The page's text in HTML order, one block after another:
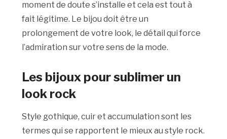
moment de doute s’installe et cela est tout à
fait légitime. Le bijou doit être un
prolongement de votre look, le détail qui force
l’admiration sur votre sens de la mode.
Les bijoux pour sublimer un
look rock
Style gothique, cuir et accumulation sont les
termes qui se rapportent le mieux au style rock.